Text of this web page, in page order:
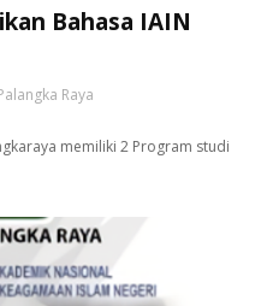
Bahasa IAIN
Raya
memiliki 2 Program studi